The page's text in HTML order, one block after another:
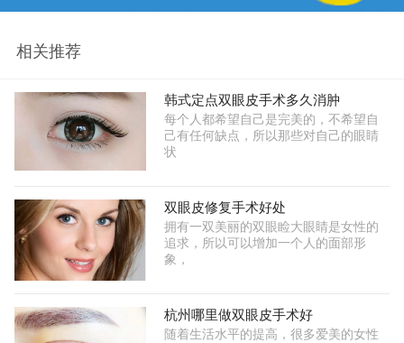
相关推荐
韩式定点双眼皮手术多久消肿
每个人都希望自己是完美的，不希望自
己有任何缺点，所以那些对自己的眼睛
状
双眼皮修复手术好处
拥有一双美丽的双眼睑大眼睛是女性的
追求，所以可以增加一个人的面部形
象，
杭州哪里做双眼皮手术好
随着生活水平的提高，很多爱美的女性